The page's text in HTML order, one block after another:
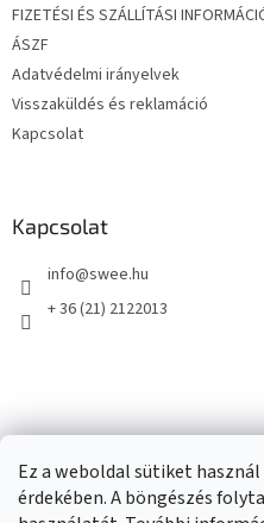
Ez a weboldal sütiket
érdekében. A böngészés
FIZETÉSI ÉS SZÁLLÍTÁSI
ÁSZF
Adatvédelmi irányelvek
Visszaküldés és reklamáció
Kapcsolat
Kapcsolat
info@swee.hu
+ 36 (21) 2122013